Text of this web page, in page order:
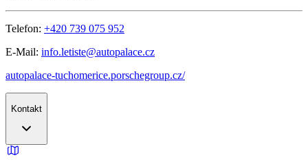
Telefon: +420 739 075 952
E-Mail: info.letiste@autopalace.cz
autopalace-tuchomerice.porschegroup.cz/
Kontakt